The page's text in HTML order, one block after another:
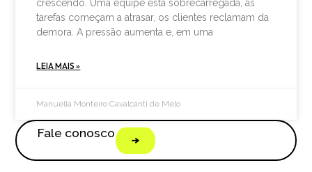
crescendo. Uma equipe está sobrecarregada, as
tarefas começam a atrasar, os clientes reclamam da
demora. A pressão aumenta e, em uma
LEIA MAIS »
Manuella Monteiro Cavalcanti de Melo
Fale conosco